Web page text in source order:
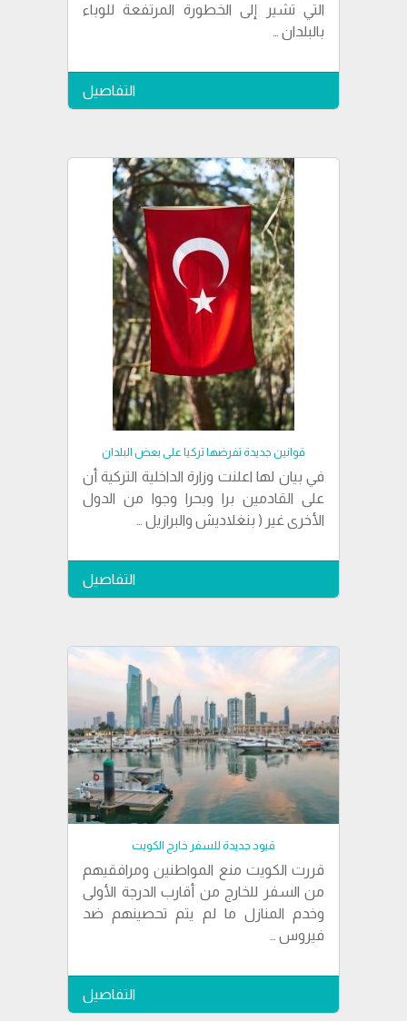
التي تشير إلى الخطورة المرتفعة للوباء
بالبلدان …
التفاصيل
قوانين جديدة تفرضها تركيا على بعض البلدان
في بيان لها اعلنت وزارة الداخلية التركية أن
على القادمين برا وبحرا وجوا من الدول
الأخرى غير ( بنغلاديش والبرازيل …
التفاصيل
قيود جديدة للسفر خارج الكويت
قررت الكويت منع المواطنين ومرافقيهم
من السفر للخارج من أقارب الدرجة الأولى
وخدم المنازل ما لم يتم تحصينهم ضد
فيروس …
التفاصيل